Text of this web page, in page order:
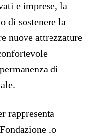
e imprese, la
di sostenere la
nuove attrezzature
di
rappresenta
lo